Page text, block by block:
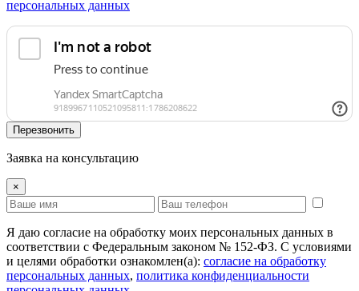
персональных данных
Перезвонить
Заявка на консультацию
×
Я даю согласие на обработку моих персональных данных в
соответствии с Федеральным законом № 152-ФЗ. С условиями
и целями обработки ознакомлен(а): cогласие на обработку
персональных данных, политика конфиденциальности